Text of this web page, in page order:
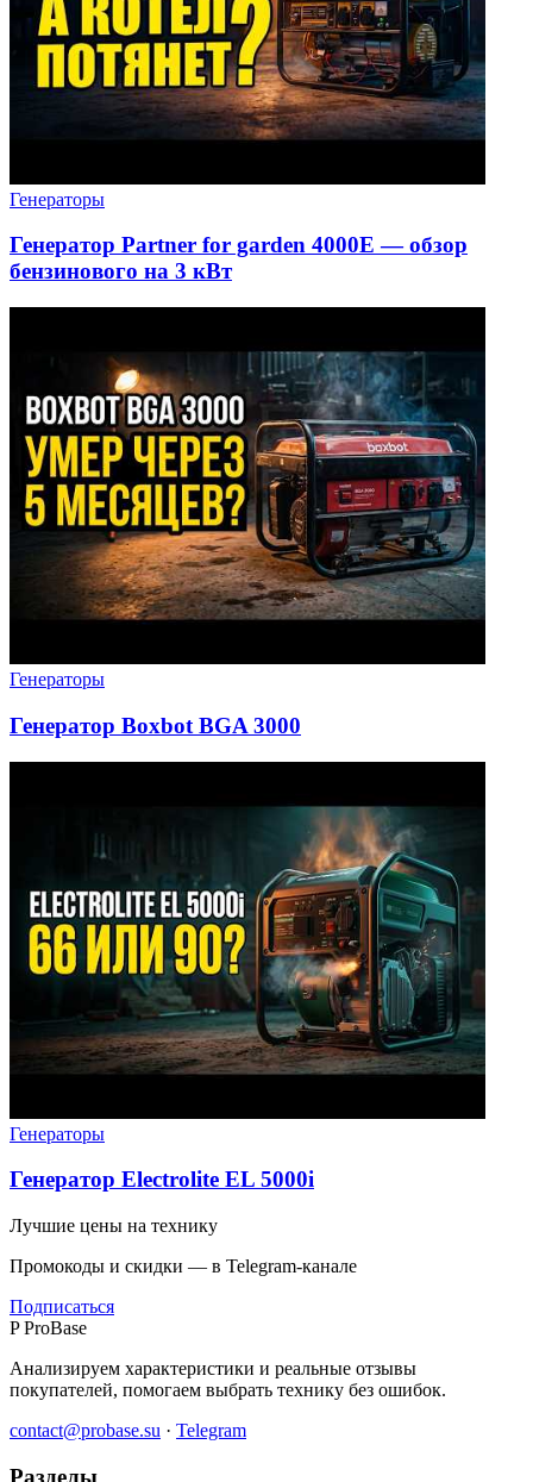
Генераторы
Генератор Partner for garden 4000E — обзор
бензинового на 3 кВт
Генераторы
Генератор Boxbot BGA 3000
Генераторы
Генератор Electrolite EL 5000i
Лучшие цены на технику
Промокоды и скидки — в Telegram-канале
Подписаться
P ProBase
Анализируем характеристики и реальные отзывы
покупателей, помогаем выбрать технику без ошибок.
contact@probase.su · Telegram
Разделы